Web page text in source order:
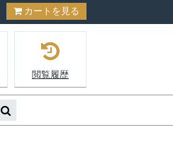
カートを見る
閲覧履歴